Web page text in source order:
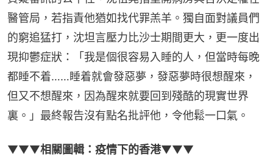
醫管局，若指責他猶如找代罪羔羊。獨自面對議員們
的窮追猛打，沈坦言壓力比沙士期間更大，更一度出
現抑鬱症狀：「我是個很容易入睡的人，但當時每晚
都睡不着……睡着就會發惡夢，發惡夢時很想醒來，
但又不想醒來，因為醒來就要回到殘酷的現實世界
裏。」最終報告沒有點名批評他，令他鬆一口氣。
▼▼▼相關圖輯：疫情下的香港▼▼▼